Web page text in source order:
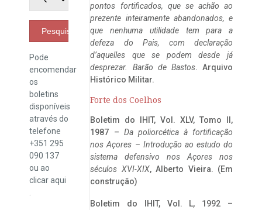
Pesquisar
Pode
encomendar
os
boletins
disponíveis
através do
telefone
+351 295
090 137
ou ao
clicaraqui
pontos fortificados, que se achão ao
prezente inteiramente abandonados, e
que nenhuma utilidade tem para a
defeza do Pais, com declaração
d’aquelles que se podem desde já
desprezar. Barão de Bastos. Arquivo
Histórico Militar.
Forte dos Coelhos
Boletim do IHIT, Vol. XLV, Tomo II,
1987 – Da poliorcética à fortificação
nos Açores – Introdução ao estudo do
sistema defensivo nos Açores nos
séculos XVI-XIX, Alberto Vieira. (Em
construção)
Boletim do IHIT, Vol. L, 1992 –